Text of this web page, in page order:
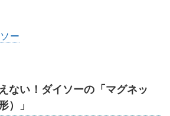
ー
ない！ダイソーの「マグネッ
）」